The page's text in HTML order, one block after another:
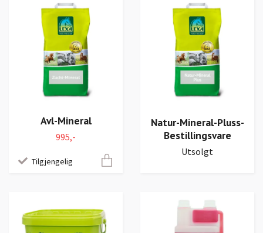
Avl-Mineral
995,-
Tilgjengelig
Natur-Mineral-Pluss-
Bestillingsvare
Utsolgt